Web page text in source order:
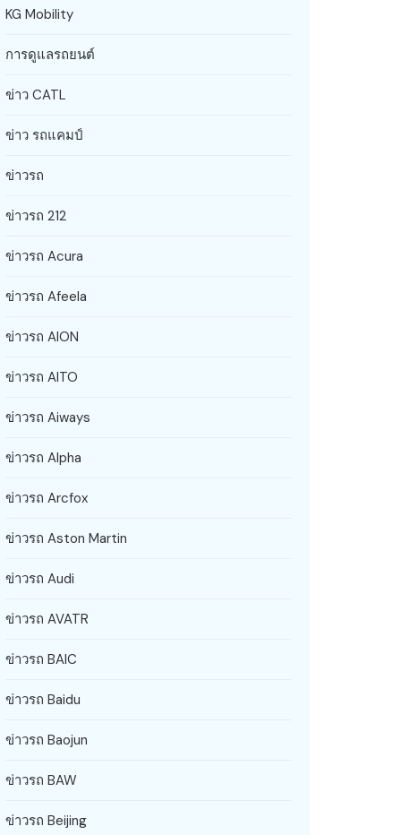
KG Mobility
การดูแลรถยนต์
ข่าว CATL
ข่าว รถแคมป์
ข่าวรถ
ข่าวรถ 212
ข่าวรถ Acura
ข่าวรถ Afeela
ข่าวรถ AION
ข่าวรถ AITO
ข่าวรถ Aiways
ข่าวรถ Alpha
ข่าวรถ Arcfox
ข่าวรถ Aston Martin
ข่าวรถ Audi
ข่าวรถ AVATR
ข่าวรถ BAIC
ข่าวรถ Baidu
ข่าวรถ Baojun
ข่าวรถ BAW
ข่าวรถ Beijing